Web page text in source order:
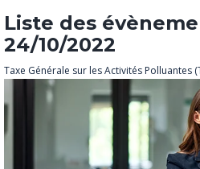
Liste des
24/10/2022
Taxe Générale sur les Activités Polluantes